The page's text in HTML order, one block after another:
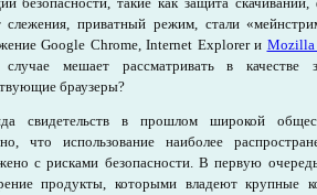
слежения, приватный режим, стали
Google Chrome, Internet Explorer и Mozilla
случае мешает рассматривать в качестве
браузеры?
свидетельств в прошлом широкой
что использование наиболее
с рисками безопасности. В первую
продукты, которыми владеют крупные